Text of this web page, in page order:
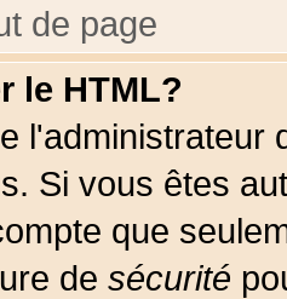
de page
le HTML?
l'administrateur
Si vous êtes
que
de sécurité